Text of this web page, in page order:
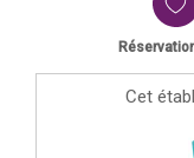
Cet